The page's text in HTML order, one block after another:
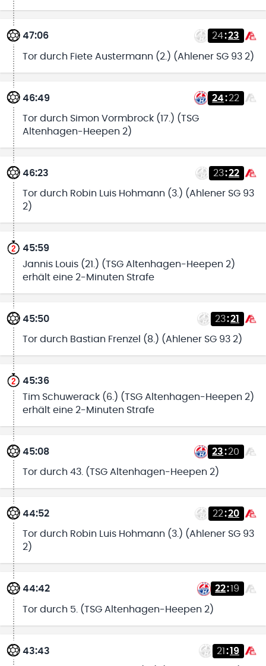
47:06 24:23
Tor durch Fiete Austermann (2.) (Ahlener SG 93 2)
46:49 24:22
Tor durch Simon Vormbrock (17.) (TSG
Altenhagen-Heepen 2)
46:23 23:22
Tor durch Robin Luis Hohmann (3.) (Ahlener SG 93
2)
45:59
Jannis Louis (21.) (TSG Altenhagen-Heepen 2)
erhält eine 2-Minuten Strafe
45:50 23:21
Tor durch Bastian Frenzel (8.) (Ahlener SG 93 2)
45:36
Tim Schuwerack (6.) (TSG Altenhagen-Heepen 2)
erhält eine 2-Minuten Strafe
45:08 23:20
Tor durch 43. (TSG Altenhagen-Heepen 2)
44:52 22:20
Tor durch Robin Luis Hohmann (3.) (Ahlener SG 93
2)
44:42 22:19
Tor durch 5. (TSG Altenhagen-Heepen 2)
43:43 21 :19